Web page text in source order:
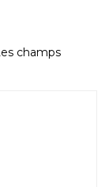
champs